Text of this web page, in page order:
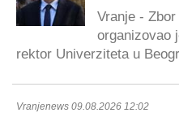
Vranje -
organizovao
rektor Univerziteta u
Vranjenews 09.08.2026 12:02